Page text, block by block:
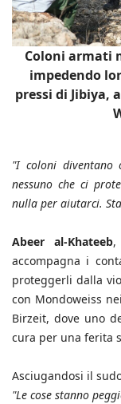
Coloni armati
impedendo
pressi di Jibiya,
"I coloni diventano
nessuno che ci
nulla per aiutarci.
Abeer al-Khateeb,
accompagna i
proteggerli dalla
con Mondoweiss
Birzeit, dove uno
cura per una ferita
Asciugandosi il
"Le cose stanno